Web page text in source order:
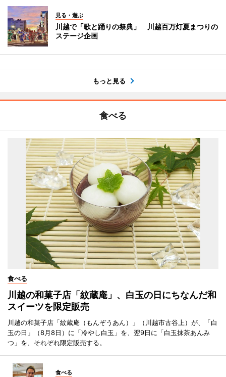
見る・遊ぶ
川越で「歌と踊りの祭典」 川越百万灯夏まつりの
ステージ企画
もっと見る
食べる
食べる
川越の和菓子店「紋蔵庵」、白玉の日にちなんだ和
スイーツを限定販売
川越の和菓子店「紋蔵庵（もんぞうあん）」（川越市古谷上）が、「白
玉の日」（8月8日）に「冷やし白玉」を、翌9日に「白玉抹茶あんみ
つ」を、それぞれ限定販売する。
食べる